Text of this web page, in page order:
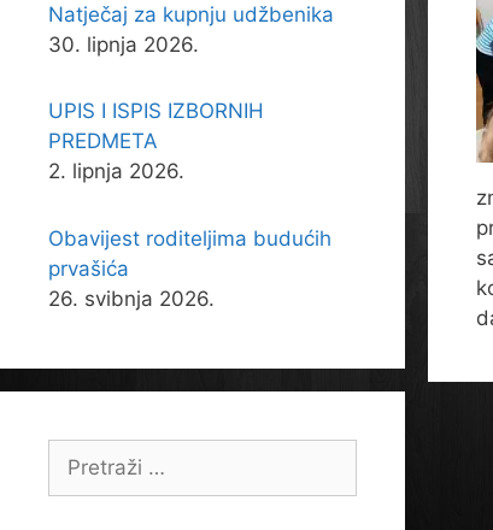
Natječaj za kupnju udžbenika
30. lipnja 2026.
UPIS I ISPIS IZBORNIH
PREDMETA
2. lipnja 2026.
Obavijest roditeljima budućih
prvašića
26. svibnja 2026.